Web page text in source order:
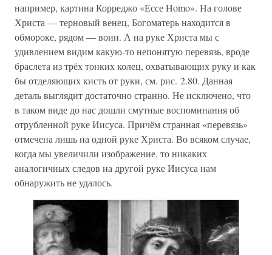
например, картина Корреджо «Ессе Homo». На голове
Христа — терновый венец, Богоматерь находится в
обмороке, рядом — воин. А на руке Христа мы с
удивлением видим какую-то непонятую перевязь, вроде
браслета из трёх тонких колец, охватывающих руку и как
бы отделяющих кисть от руки, см. рис. 2.80. Данная
деталь выглядит достаточно странно. Не исключено, что
в таком виде до нас дошли смутные воспоминания об
отрубленной руке Иисуса. Причём странная «перевязь»
отмечена лишь на одной руке Христа. Во всяком случае,
когда мы увеличили изображение, то никаких
аналогичных следов на другой руке Иисуса нам
обнаружить не удалось.